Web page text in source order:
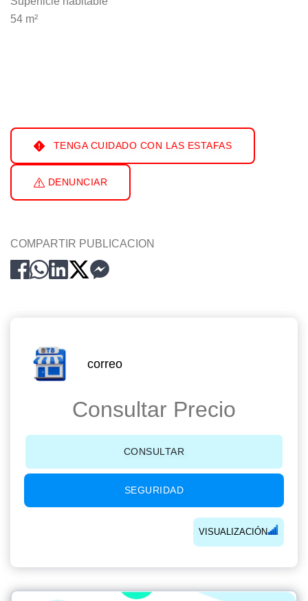
54 m²
TENGA CUIDADO CON LAS ESTAFAS
DENUNCIAR
COMPARTIR PUBLICACION
correo
Consultar Precio
CONSULTAR
SEGURIDAD
VISUALIZACIÓN